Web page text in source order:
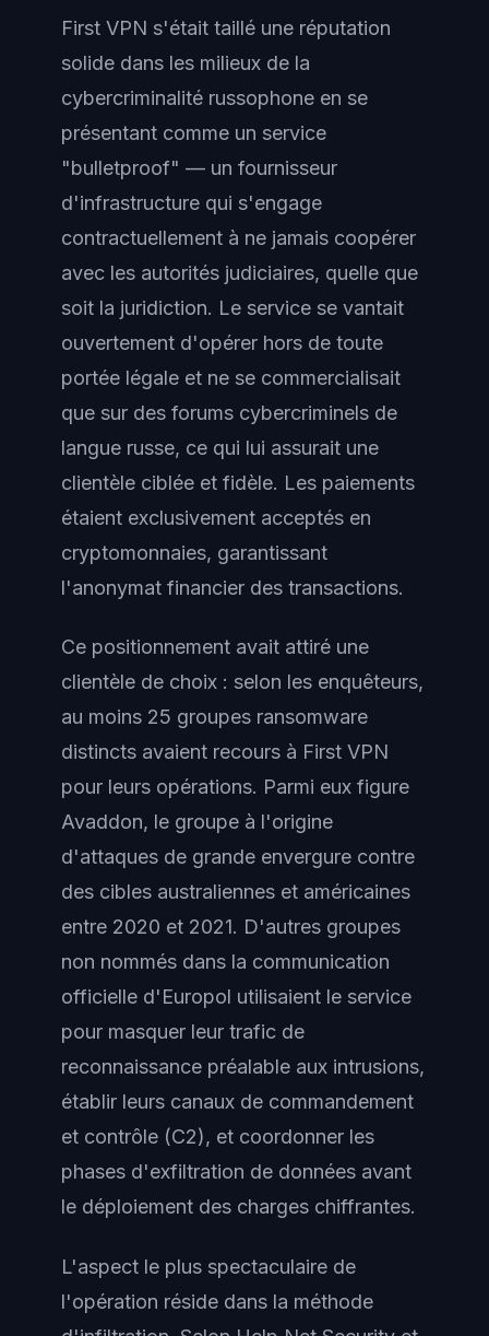
First VPN s'était taillé une réputation
solide dans les milieux de la
cybercriminalité russophone en se
présentant comme un service
"bulletproof" — un fournisseur
d'infrastructure qui s'engage
contractuellement à ne jamais coopérer
avec les autorités judiciaires, quelle que
soit la juridiction. Le service se vantait
ouvertement d'opérer hors de toute
portée légale et ne se commercialisait
que sur des forums cybercriminels de
langue russe, ce qui lui assurait une
clientèle ciblée et fidèle. Les paiements
étaient exclusivement acceptés en
cryptomonnaies, garantissant
l'anonymat financier des transactions.
Ce positionnement avait attiré une
clientèle de choix : selon les enquêteurs,
au moins 25 groupes ransomware
distincts avaient recours à First VPN
pour leurs opérations. Parmi eux figure
Avaddon, le groupe à l'origine
d'attaques de grande envergure contre
des cibles australiennes et américaines
entre 2020 et 2021. D'autres groupes
non nommés dans la communication
officielle d'Europol utilisaient le service
pour masquer leur trafic de
reconnaissance préalable aux intrusions,
établir leurs canaux de commandement
et contrôle (C2), et coordonner les
phases d'exfiltration de données avant
le déploiement des charges chiffrantes.
L'aspect le plus spectaculaire de
l'opération réside dans la méthode